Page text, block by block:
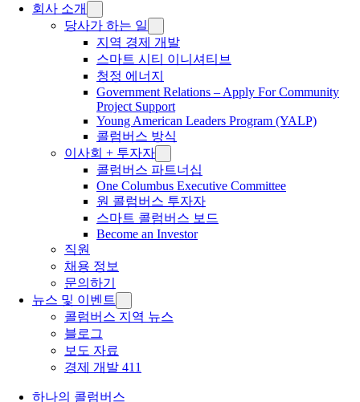
회사 소개
당사가 하는 일
지역 경제 개발
스마트 시티 이니셔티브
청정 에너지
Government Relations – Apply For Community
Project Support
Young American Leaders Program (YALP)
콜럼버스 방식
이사회 + 투자자
콜럼버스 파트너십
One Columbus Executive Committee
원 콜럼버스 투자자
스마트 콜럼버스 보드
Become an Investor
직원
채용 정보
문의하기
뉴스 및 이벤트
콜럼버스 지역 뉴스
블로그
보도 자료
경제 개발 411
하나의 콜럼버스